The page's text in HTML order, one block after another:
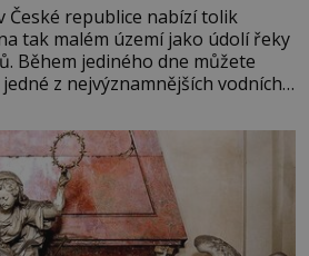
České republice nabízí tolik
tak malém území jako údolí řeky
Během jediného dne můžete
z nejvýznamnějších vodních
zakončit poznáváním památek ve
v termálním